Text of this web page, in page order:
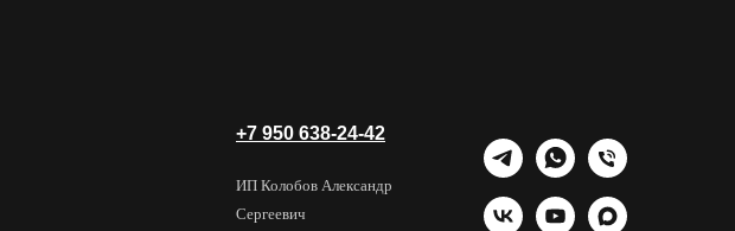
+7 950 638-24-42
ИП Колобов Александр
Сергеевич